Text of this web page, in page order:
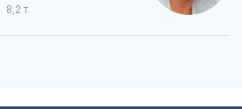
8,2 т.